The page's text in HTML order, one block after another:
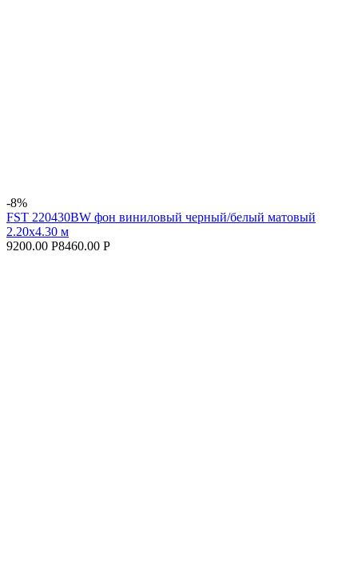
-8%
FST 220430BW фон виниловый черный/белый матовый
2.20x4.30 м
9200.00 Р8460.00 Р